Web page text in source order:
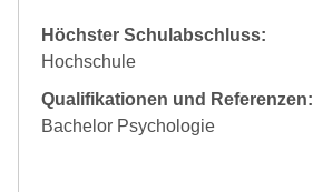
Höchster Schulabschluss:
Hochschule
Qualifikationen und Referenzen:
Bachelor Psychologie